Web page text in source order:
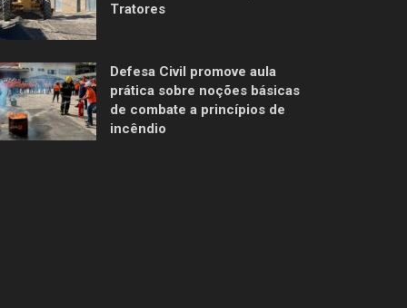
Tratores
Defesa Civil promove aula
prática sobre noções básicas
de combate a princípios de
incêndio